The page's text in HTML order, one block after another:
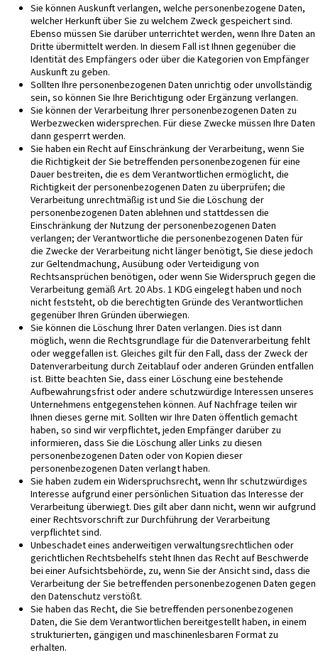
Sie können Auskunft verlangen, welche personenbezogene Daten,
welcher Herkunft über Sie zu welchem Zweck gespeichert sind.
Ebenso müssen Sie darüber unterrichtet werden, wenn Ihre Daten an
Dritte übermittelt werden. In diesem Fall ist Ihnen gegenüber die
Identität des Empfängers oder über die Kategorien von Empfänger
Auskunft zu geben.
Sollten Ihre personenbezogenen Daten unrichtig oder unvollständig
sein, so können Sie Ihre Berichtigung oder Ergänzung verlangen.
Sie können der Verarbeitung Ihrer personenbezogenen Daten zu
Werbezwecken widersprechen. Für diese Zwecke müssen Ihre Daten
dann gesperrt werden.
Sie haben ein Recht auf Einschränkung der Verarbeitung, wenn Sie
die Richtigkeit der Sie betreffenden personenbezogenen für eine
Dauer bestreiten, die es dem Verantwortlichen ermöglicht, die
Richtigkeit der personenbezogenen Daten zu überprüfen; die
Verarbeitung unrechtmäßig ist und Sie die Löschung der
personenbezogenen Daten ablehnen und stattdessen die
Einschränkung der Nutzung der personenbezogenen Daten
verlangen; der Verantwortliche die personenbezogenen Daten für
die Zwecke der Verarbeitung nicht länger benötigt, Sie diese jedoch
zur Geltendmachung, Ausübung oder Verteidigung von
Rechtsansprüchen benötigen, oder wenn Sie Widerspruch gegen die
Verarbeitung gemäß Art. 20 Abs. 1 KDG eingelegt haben und noch
nicht feststeht, ob die berechtigten Gründe des Verantwortlichen
gegenüber Ihren Gründen überwiegen.
Sie können die Löschung Ihrer Daten verlangen. Dies ist dann
möglich, wenn die Rechtsgrundlage für die Datenverarbeitung fehlt
oder weggefallen ist. Gleiches gilt für den Fall, dass der Zweck der
Datenverarbeitung durch Zeitablauf oder anderen Gründen entfallen
ist. Bitte beachten Sie, dass einer Löschung eine bestehende
Aufbewahrungsfrist oder andere schutzwürdige Interessen unseres
Unternehmens entgegenstehen können. Auf Nachfrage teilen wir
Ihnen dieses gerne mit. Sollten wir Ihre Daten öffentlich gemacht
haben, so sind wir verpflichtet, jeden Empfänger darüber zu
informieren, dass Sie die Löschung aller Links zu diesen
personenbezogenen Daten oder von Kopien dieser
personenbezogenen Daten verlangt haben.
Sie haben zudem ein Widerspruchsrecht, wenn Ihr schutzwürdiges
Interesse aufgrund einer persönlichen Situation das Interesse der
Verarbeitung überwiegt. Dies gilt aber dann nicht, wenn wir aufgrund
einer Rechtsvorschrift zur Durchführung der Verarbeitung
verpflichtet sind.
Unbeschadet eines anderweitigen verwaltungsrechtlichen oder
gerichtlichen Rechtsbehelfs steht Ihnen das Recht auf Beschwerde
bei einer Aufsichtsbehörde, zu, wenn Sie der Ansicht sind, dass die
Verarbeitung der Sie betreffenden personenbezogenen Daten gegen
den Datenschutz verstößt.
Sie haben das Recht, die Sie betreffenden personenbezogenen
Daten, die Sie dem Verantwortlichen bereitgestellt haben, in einem
strukturierten, gängigen und maschinenlesbaren Format zu
erhalten.